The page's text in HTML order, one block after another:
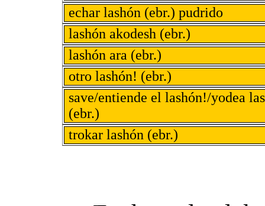
echar lashón (ebr.) pudrido
lashón akodesh (ebr.)
lashón ara (ebr.)
otro lashón! (ebr.)
save/entiende el lashón!/yodea
(ebr.)
trokar lashón (ebr.)